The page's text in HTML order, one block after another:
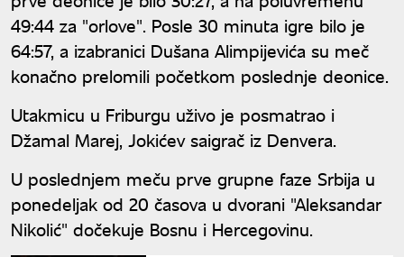
49:44 za "orlove". Posle 30 minuta igre bilo je
64:57, a izabranici Dušana Alimpijevića su meč
konačno prelomili početkom poslednje deonice.
Utakmicu u Friburgu uživo je posmatrao i
Džamal Marej, Jokićev saigrač iz Denvera.
U poslednjem meču prve grupne faze Srbija u
ponedeljak od 20 časova u dvorani "Aleksandar
Nikolić" dočekuje Bosnu i Hercegovinu.